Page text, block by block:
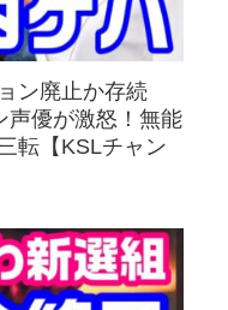
ン廃止か存続
声優が激怒！無能
転【KSLチャン